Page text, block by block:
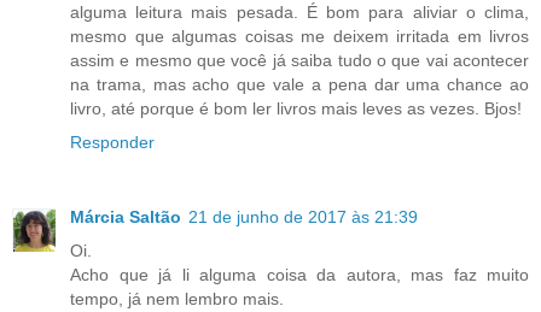
alguma leitura mais pesada. É bom para aliviar o clima,
mesmo que algumas coisas me deixem irritada em livros
assim e mesmo que você já saiba tudo o que vai acontecer
na trama, mas acho que vale a pena dar uma chance ao
livro, até porque é bom ler livros mais leves as vezes. Bjos!
Responder
Márcia Saltão 21 de junho de 2017 às 21:39
Oi.
Acho que já li alguma coisa da autora, mas faz muito
tempo, já nem lembro mais.